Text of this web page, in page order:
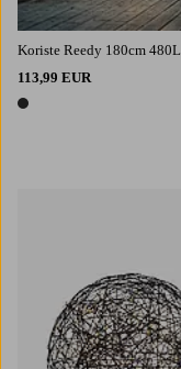
Koriste Reedy 180cm 480L
113,99 EUR
1 väri